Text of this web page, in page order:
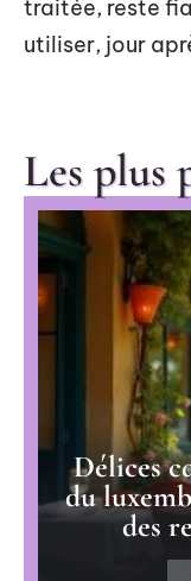
traitée, reste
utiliser, jour
Les plus
Délices
du
des